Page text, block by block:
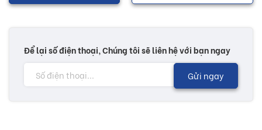
Để lại số điện thoại, Chúng tôi sẽ liên hệ với bạn ngay
Gửi ngay